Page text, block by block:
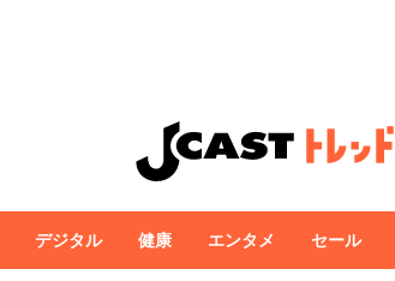
デジタル 健康 エンタメ セール